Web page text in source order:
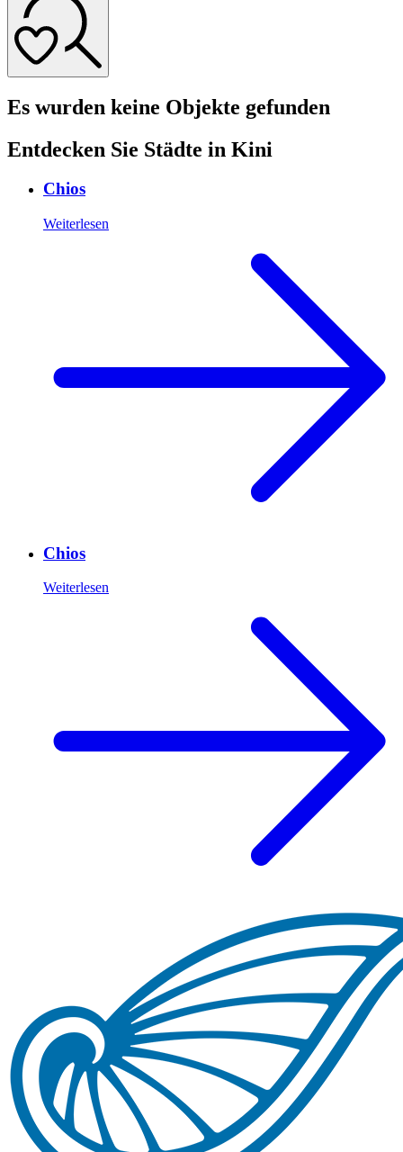
Es wurden keine Objekte gefunden
Entdecken Sie Städte in Kini
Chios
Weiterlesen
Chios
Weiterlesen